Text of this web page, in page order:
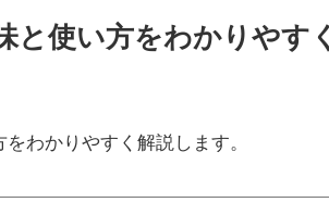
と使い方をわかりやす
わかりやすく解説します。